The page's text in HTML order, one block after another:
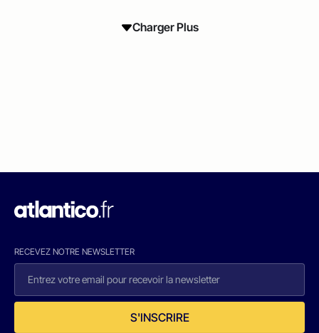
Charger Plus
RECEVEZ NOTRE NEWSLETTER
S'INSCRIRE